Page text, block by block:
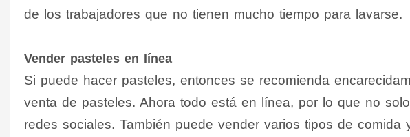
de los trabajadores que no tienen mucho tiempo para lavarse.
Vender pasteles en línea
Si puede hacer pasteles, entonces se recomienda
venta de pasteles. Ahora todo está en línea, por lo que no
redes sociales. También puede vender varios tipos de comida